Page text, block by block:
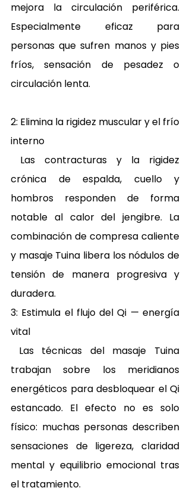
mejora la circulación periférica.
Especialmente eficaz para
personas que sufren manos y pies
fríos, sensación de pesadez o
circulación lenta.
2: Elimina la rigidez muscular y el frío
interno
Las contracturas y la rigidez
crónica de espalda, cuello y
hombros responden de forma
notable al calor del jengibre. La
combinación de compresa caliente
y masaje Tuina libera los nódulos de
tensión de manera progresiva y
duradera.
3: Estimula el flujo del Qi — energía
vital
Las técnicas del masaje Tuina
trabajan sobre los meridianos
energéticos para desbloquear el Qi
estancado. El efecto no es solo
físico: muchas personas describen
sensaciones de ligereza, claridad
mental y equilibrio emocional tras
el tratamiento.